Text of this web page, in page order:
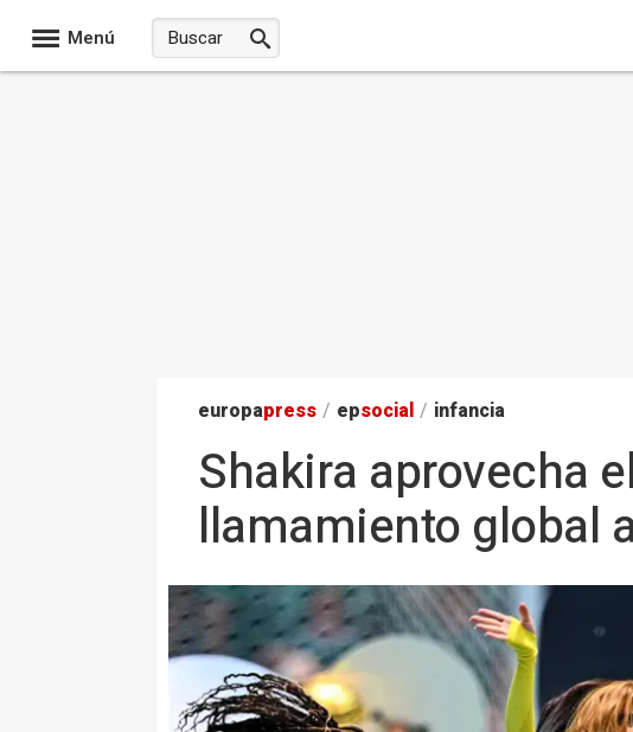
Menú
europapress / epsocial / infancia
Shakira aprovecha
llamamiento global